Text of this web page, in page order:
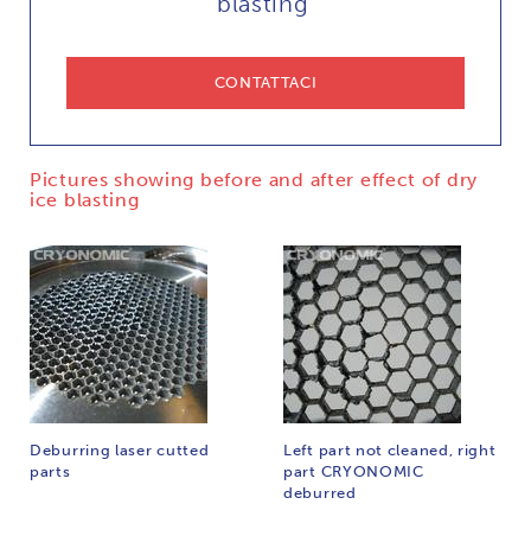
CONTATTACI
Pictures showing before and after effect of dry
ice blasting
Deburring laser cutted
parts
Left part not cleaned, right
part CRYONOMIC
deburred